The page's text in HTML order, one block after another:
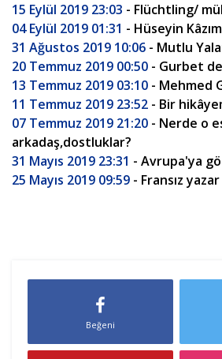
15 Eylül 2019 23:03 - Flüchtling/
04 Eylül 2019 01:31 - Hüseyin
31 Ağustos 2019 10:06 - Mutlu
20 Temmuz 2019 00:50 - Gurbet
13 Temmuz 2019 03:10 - Mehmed
11 Temmuz 2019 23:52 - Bir
07 Temmuz 2019 21:20 - Nerde o
arkadaş,dostluklar?
31 Mayıs 2019 23:31 - Avrupa'ya
25 Mayıs 2019 09:59 - Fransız
Beğeni